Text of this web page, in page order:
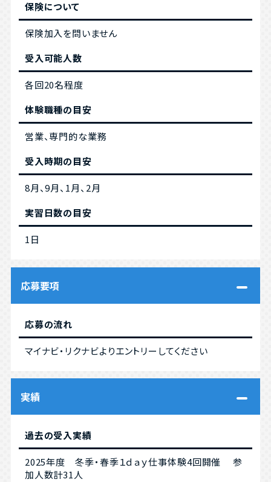
保険について
保険加入を問いません
受入可能人数
各回20名程度
体験職種の目安
営業、専門的な業務
受入時期の目安
8月、9月、1月、2月
実習日数の目安
1日
応募要項
応募の流れ
マイナビ・リクナビよりエントリーしてください
実績
過去の受入実績
2025年度 冬季・春季１ｄａｙ仕事体験4回開催 参
加人数計31人